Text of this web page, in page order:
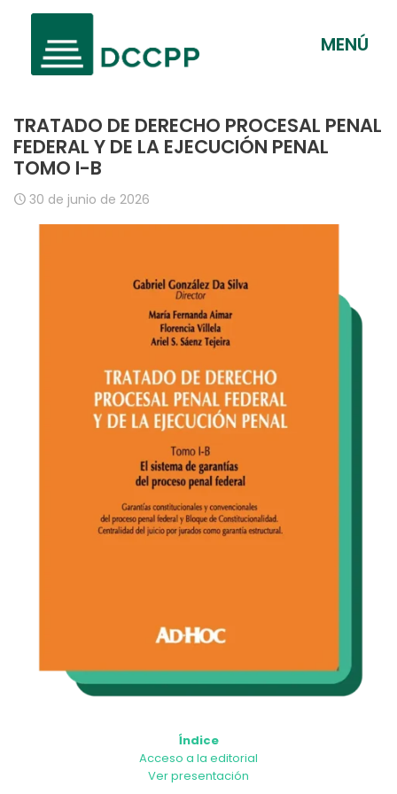
MENÚ
TRATADO DE DERECHO PROCESAL PENAL
FEDERAL Y DE LA EJECUCIÓN PENAL
TOMO I-B
30 de junio de 2026
Índice
Acceso a la editorial
Ver presentación